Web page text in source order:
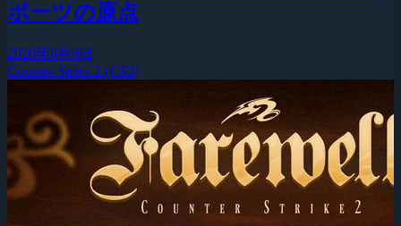
ポーツの原点
2026年8月9日
Counter-Strike 2 (CS2)